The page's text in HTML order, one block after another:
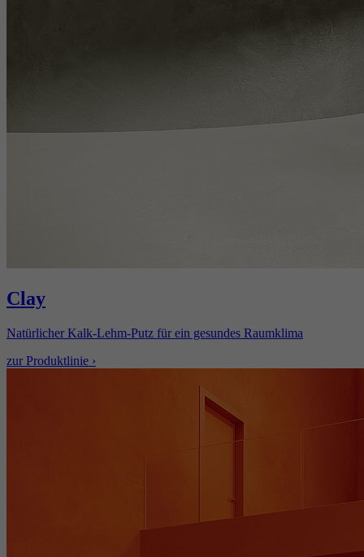
Clay
Natürlicher Kalk-Lehm-Putz für ein gesundes Raumklima
zur Produktlinie ›